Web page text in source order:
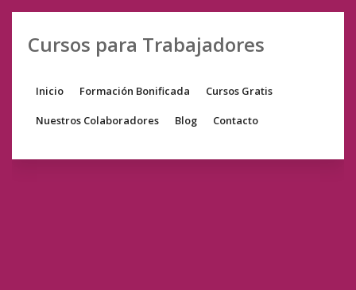
Cursos para Trabajadores
Inicio Formación Bonificada Cursos Gratis
Nuestros Colaboradores Blog Contacto